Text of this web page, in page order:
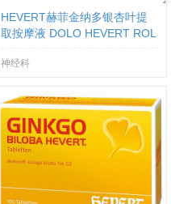
HEVERT赫菲金纳多银杏叶提
取按摩液 DOLO HEVERT ROL
神经科